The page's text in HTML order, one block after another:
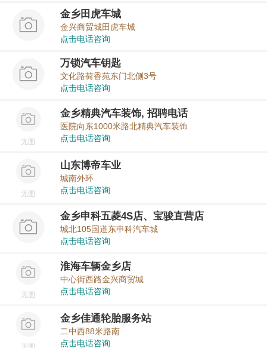
金乡田虎车城
金兴商贸城田虎车城
点击电话咨询
万锁汽车钥匙
文化路荷香苑东门北侧3号
点击电话咨询
无图
金乡精典汽车装饰, 招聘电话
医院向东1000米路北精典汽车装饰
点击电话咨询
无图
山东博帝车业
城南外环
点击电话咨询
金乡申科五菱4S店、宝骏直营店
城北105国道东申科汽车城
点击电话咨询
无图
淮海车辆金乡店
中心街西路金兴商贸城
点击电话咨询
金乡佳通轮胎服务站
二中西88米路南
点击电话咨询